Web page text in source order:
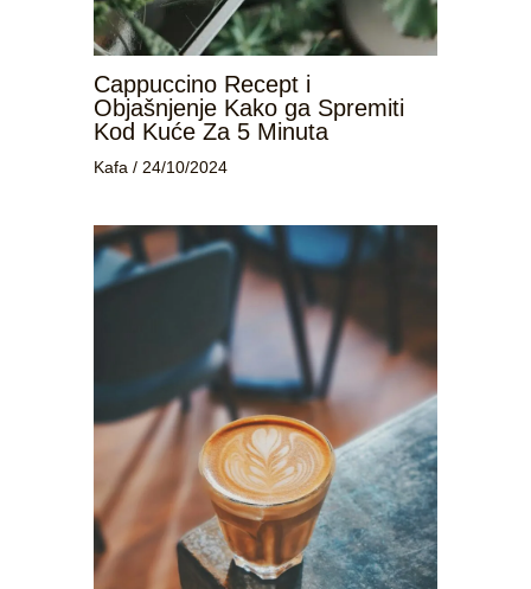
Cappuccino Recept i
Objašnjenje Kako ga Spremiti
Kod Kuće Za 5 Minuta
Kafa / 24/10/2024